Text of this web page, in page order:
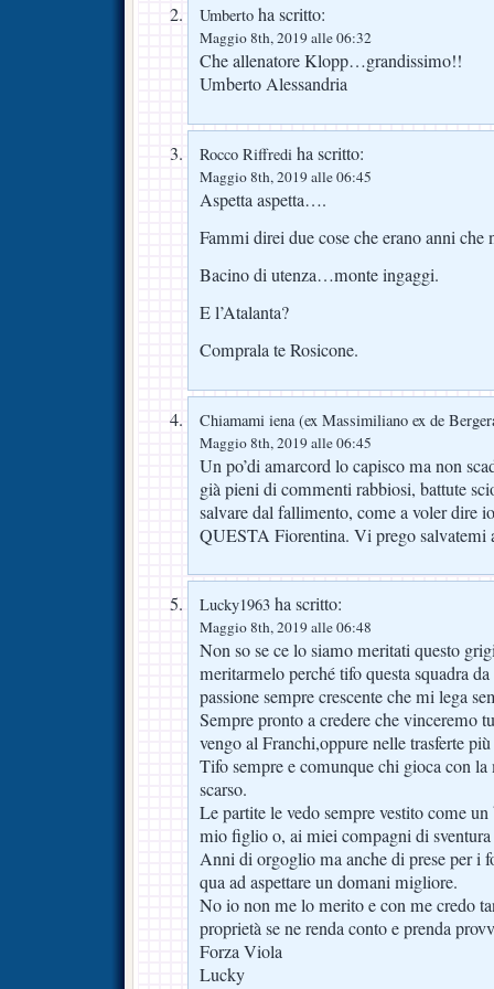
Umberto ha scritto:
Maggio 8th, 2019 alle 06:32
Che allenatore Klopp…grandissimo!!
Umberto Alessandria
Rocco Riffredi ha scritto:
Maggio 8th, 2019 alle 06:45
Aspetta aspetta….
Fammi direi due cose che erano anni che
Bacino di utenza…monte ingaggi.
E l’Atalanta?
Comprala te Rosicone.
Chiamami iena (ex Massimiliano ex de
Maggio 8th, 2019 alle 06:45
Un po’di amarcord lo capisco ma non
già pieni di commenti rabbiosi, battute
salvare dal fallimento, come a voler dire
QUESTA Fiorentina. Vi prego salvatemi
Lucky1963 ha scritto:
Maggio 8th, 2019 alle 06:48
Non so se ce lo siamo meritati questo
meritarmelo perché tifo questa squadra
passione sempre crescente che mi lega
Sempre pronto a credere che vinceremo
vengo al Franchi,oppure nelle trasferte
Tifo sempre e comunque chi gioca con
scarso.
Le partite le vedo sempre vestito come
mio figlio o, ai miei compagni di
Anni di orgoglio ma anche di prese per i
qua ad aspettare un domani migliore.
No io non me lo merito e con me credo
proprietà se ne renda conto e prenda
Forza Viola
Lucky